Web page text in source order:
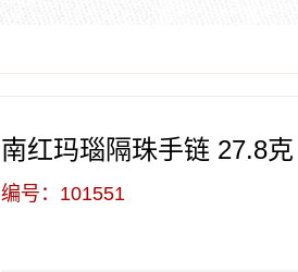
南红玛瑙隔珠手链 27.8克
编号：101551